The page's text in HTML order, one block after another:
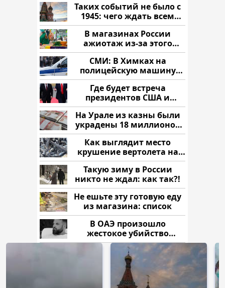
Таких событий не было с
1945: чего ждать всем
нам?
В магазинах России
ажиотаж из-за этого
продукта: что купить?
СМИ: В Химках на
полицейскую машину
напали и подожгли.
Где будет встреча
президентов США и
России: Европа?
На Урале из казны были
украдены 18 миллионов
рублей
Как выглядит место
крушение вертолета на
Кавказе: смотреть
Такую зиму в России
никто не ждал: как так?!
Не ешьте эту готовую еду
из магазина: список
В ОАЭ произошло
жестокое убийство
криптомиллионера